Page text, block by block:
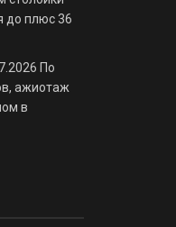
до плюс 36
По
ажиотаж
в